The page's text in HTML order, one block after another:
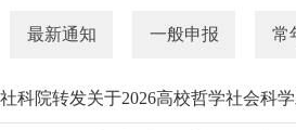
最新通知 一般申报 常
社科院转发关于2026高校哲学社会科